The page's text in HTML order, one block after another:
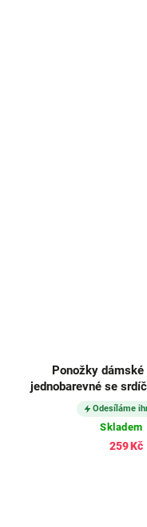
Ponožky dámské
jednobarevné se
MODRÉ (3
Odesíláme
Skladem
259 Kč